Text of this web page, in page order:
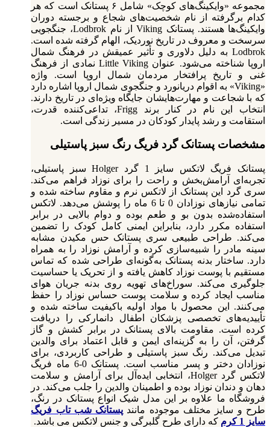
مجموعه «وایکینگ‌های کوچک» شامل ۶ پستانک است که هر
کدام برگرفته از نام شخصیت‌های شجاع و برجسته دوران
وایکینگ‌ها هستند. پستانک Viking از نام Lodbrok، جنگجویی
سرسخت و معروف در تاریخ نوردیک، الهام گرفته شده است.
Lodbrok به دلیل دلاوری و تأثیر عمیقش در فرهنگ شمال
اروپا شناخته می‌شود. عنوان Little Viking نمادی از فرهنگ
غنی و تاریخ پرافتخار مردمان شمال اروپا است. واژه
«Viking» به اقوام دریانورد و جنگجوی شمال اروپا اشاره دارد
که با شجاعت و مهارت‌هایشان جایگاه ویژه‌ای در تاریخ دارند.
انتخاب این نام در کنار برند Frigg، تداعی‌کننده قدرت،
استقامت و رشد پایدار کودکان در مسیر زندگی است.
مشخصات پستانک گرد فریگ رنگ سبز پاستیلی
پستانک فریگ لاتکس سایز 1 گرد Holger سبز پاستیلی،
تجربه‌ای آرامش‌بخش و راحت را برای نوزاد فراهم می‌کند.
سری گرد این پستانک از لاتکس نرم و مقاوم ساخته شده و
تمامی نیازهای نوزادان 0 تا 6 ماه را پوشش می‌دهد. لاتکس
استفاده‌شده بدون بو و طعم بوده و دوام بالایی در برابر
استفاده مکرر دارد، بنابراین ایمنی کامل کودک را تضمین
می‌کند. طراحی طبیعی سری پستانک حس مکیدن مشابه
سینه مادر را شبیه‌سازی کرده و آرامش نوزاد را به همراه
دارد. ساختار بدنه پستانک به‌گونه‌ای طراحی شده که تماس
مستقیم با پوست نوزاد کاهش یافته و از تحریک یا حساسیت
جلوگیری می‌کند. سوراخ‌های تهویه روی بدنه جریان هوای
مناسب ایجاد کرده و سلامت پوست حساس نوزاد را حفظ
می‌کنند. این محصول با مواد اولیه باکیفیت ساخته شده و
تأییدیه‌های تخصصی پزشکان اطفال دانمارکی را دریافت
کرده است. مقاومت بالای پستانک در برابر کشش و گاز
گرفتن، آن را به گزینه‌ای ایمن و قابل اعتماد برای والدین
تبدیل می‌کند. رنگ سبز پاستیلی و طراحی کاربردی، برای
نوزادان دختر و پسر مناسب است. پستانک 0-6 ماه فریگ
لاتکس گرد Holger، انتخابی ایده‌آل برای آرامش و سلامت
دهان و دندان نوزاد بوده و اطمینان والدین را جلب می‌کند. در
فروشگاه ما علاوه بر این مدل شیک انواع پستانک در رنگ،
طرح و سایز مختلف موجوده مانند پستانک شب تاب فریگ
سایز 1 کرم
که دارای طرح گلبرگی و جنس لاتکس می باشد.